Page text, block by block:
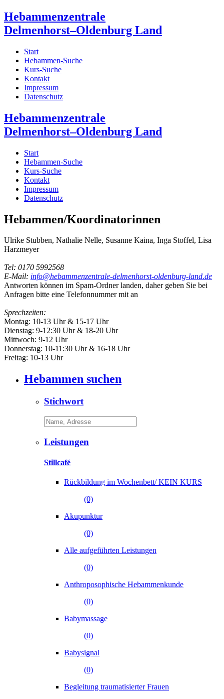
Hebammenzentrale
Delmenhorst–Oldenburg Land
Start
Hebammen-Suche
Kurs-Suche
Kontakt
Impressum
Datenschutz
Hebammenzentrale
Delmenhorst–Oldenburg Land
Start
Hebammen-Suche
Kurs-Suche
Kontakt
Impressum
Datenschutz
Hebammen/Koordinatorinnen
Ulrike Stubben, Nathalie Nelle, Susanne Kaina, Inga Stoffel, Lisa
Harzmeyer
Tel: 0170 5992568
E-Mail: info@hebammenzentrale-delmenhorst-oldenburg-land.de
Antworten können im Spam-Ordner landen, daher geben Sie bei
Anfragen bitte eine Telefonnummer mit an
Sprechzeiten:
Montag: 10-13 Uhr & 15-17 Uhr
Dienstag: 9-12:30 Uhr & 18-20 Uhr
Mittwoch: 9-12 Uhr
Donnerstag: 10-11:30 Uhr & 16-18 Uhr
Freitag: 10-13 Uhr
Hebammen suchen
Stichwort
Leistungen
Stillcafé
Rückbildung im Wochenbett/ KEIN KURS
(0)
Akupunktur
(0)
Alle aufgeführten Leistungen
(0)
Anthroposophische Hebammenkunde
(0)
Babymassage
(0)
Babysignal
(0)
Begleitung traumatisierter Frauen